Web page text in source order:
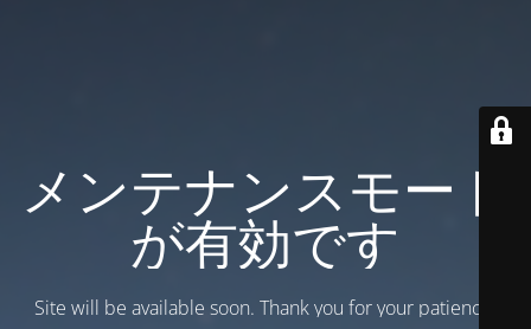
メンテナンスモード
が有効です
Site will be available soon. Thank you for your patience!